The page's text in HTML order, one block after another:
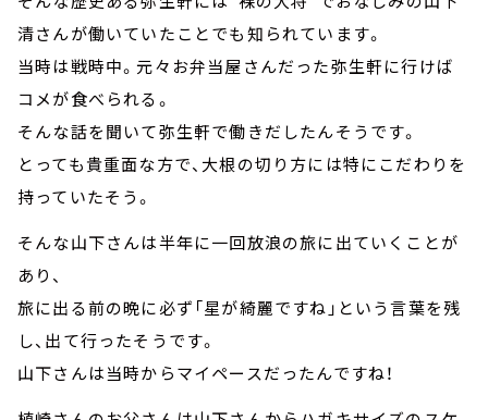
清さんが働いていたことでも知られています。
当時は戦時中。元々お弁当屋さんだった弥生軒に行けば
コメが食べられる。
そんな話を聞いて弥生軒で働きだしたんそうです。
とっても貴重面な方で、大根の切り方には特にこだわりを
持っていたそう。
そんな山下さんは半年に一回放浪の旅に出ていくことが
あり、
旅に出る前の晩に必ず「星が綺麗ですね」という言葉を残
し、出て行ったそうです。
山下さんは当時からマイペースだったんですね！